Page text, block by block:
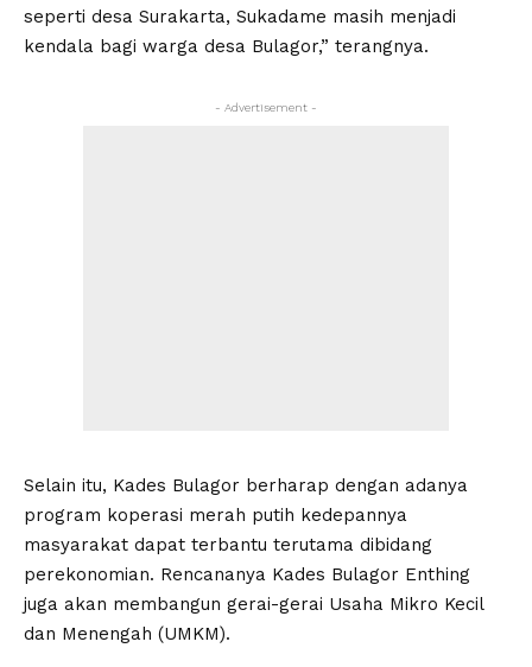
seperti desa Surakarta, Sukadame masih menjadi
kendala bagi warga desa Bulagor,” terangnya.
- Advertisement -
Selain itu, Kades Bulagor berharap dengan adanya
program koperasi merah putih kedepannya
masyarakat dapat terbantu terutama dibidang
perekonomian. Rencananya Kades Bulagor Enthing
juga akan membangun gerai-gerai Usaha Mikro Kecil
dan Menengah (UMKM).